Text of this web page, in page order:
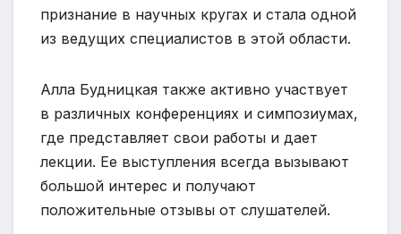
признание в научных кругах и стала одной
из ведущих специалистов в этой области.
Алла Будницкая также активно участвует
в различных конференциях и симпозиумах,
где представляет свои работы и дает
лекции. Ее выступления всегда вызывают
большой интерес и получают
положительные отзывы от слушателей.